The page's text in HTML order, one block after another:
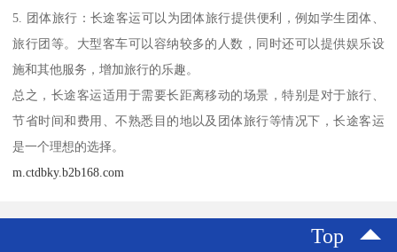
5. 团体旅行：长途客运可以为团体旅行提供便利，例如学生团体、
旅行团等。大型客车可以容纳较多的人数，同时还可以提供娱乐设
施和其他服务，增加旅行的乐趣。
总之，长途客运适用于需要长距离移动的场景，特别是对于旅行、
节省时间和费用、不熟悉目的地以及团体旅行等情况下，长途客运
是一个理想的选择。
m.ctdbky.b2b168.com
Top